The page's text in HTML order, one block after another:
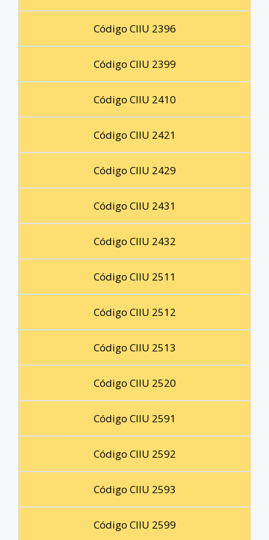
Código CIIU 2396
Código CIIU 2399
Código CIIU 2410
Código CIIU 2421
Código CIIU 2429
Código CIIU 2431
Código CIIU 2432
Código CIIU 2511
Código CIIU 2512
Código CIIU 2513
Código CIIU 2520
Código CIIU 2591
Código CIIU 2592
Código CIIU 2593
Código CIIU 2599